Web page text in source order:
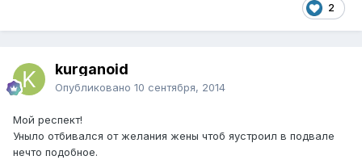
2
kurganoid
Опубликовано 10 сентября, 2014
Мой респект!
Уныло отбивался от желания жены чтоб яустроил в подвале
нечто подобное.